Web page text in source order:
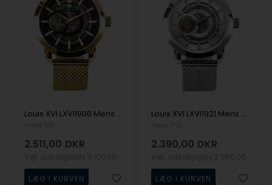
Louis XVI LXVI1900 Mens Watch Versailles 2.0 Limited 44mm 5ATM Wristwatch
2.511,00 DKR
Louis XVI LXVI1921 Mens Watch Versailles 2.0 Limited 44mm 5ATM Wristwatch
2.390,00 DKR